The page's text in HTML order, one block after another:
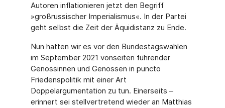
Autoren inflationieren jetzt den Begriff
»großrussischer Imperialismus«. In der Partei
geht selbst die Zeit der Äquidistanz zu Ende.
Nun hatten wir es vor den Bundestagswahlen
im September 2021 vonseiten führender
Genossinnen und Genossen in puncto
Friedenspolitik mit einer Art
Doppelargumentation zu tun. Einerseits –
erinnert sei stellvertretend wieder an Matthias